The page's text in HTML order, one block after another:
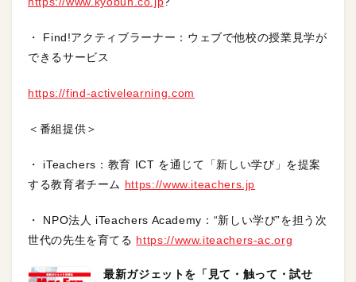
・ Find!アクティブラーナー：ウェブで他校の授業見学が
できるサービス
https://find-activelearning.com
＜番組提供＞
・ iTeachers：教育 ICT を通じて「新しい学び」を提案
する教育者チーム https://www.iteachers.jp
・ NPO法人 iTeachers Academy：“新しい学び”を担う次
世代の先生を育てる https://www.iteachers-ac.org
最新ガジェットを「見て・触って・試せ